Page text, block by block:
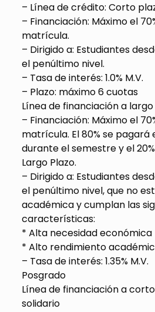
– Línea de crédito: Corto
– Financiación: Máximo el
matrícula.
– Dirigido a: Estudiantes
el penúltimo nivel.
– Tasa de interés: 1.0% M.V.
– Plazo: máximo 6 cuotas
Línea de financiación a
– Financiación: Máximo el
matrícula. El 80% se pagará
durante el semestre y el
Largo Plazo.
– Dirigido a: Estudiantes
el penúltimo nivel, que no
académica y cumplan las
características:
* Alta necesidad económica
* Alto rendimiento
– Tasa de interés: 1.35% M.V.
Posgrado
Línea de financiación a
solidario